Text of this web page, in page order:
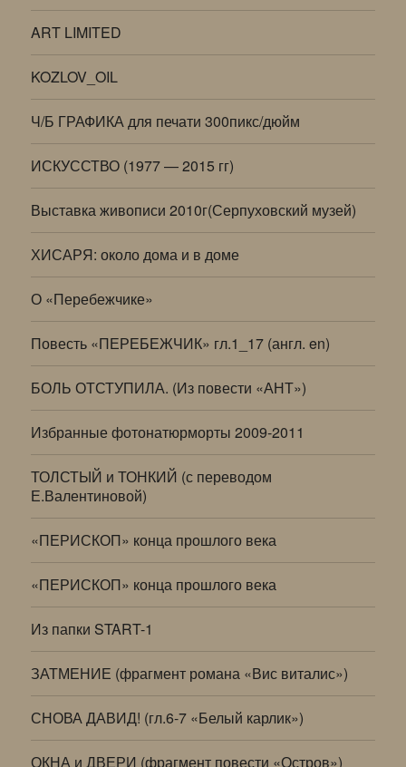
ART LIMITED
KOZLOV_OIL
Ч/Б ГРАФИКА для печати 300пикс/дюйм
ИСКУССТВО (1977 — 2015 гг)
Выставка живописи 2010г(Серпуховский музей)
ХИСАРЯ: около дома и в доме
О «Перебежчике»
Повесть «ПЕРЕБЕЖЧИК» гл.1_17 (англ. en)
БОЛЬ ОТСТУПИЛА. (Из повести «АНТ»)
Избранные фотонатюрморты 2009-2011
ТОЛСТЫЙ и ТОНКИЙ (с переводом
Е.Валентиновой)
«ПЕРИСКОП» конца прошлого века
«ПЕРИСКОП» конца прошлого века
Из папки START-1
ЗАТМЕНИЕ (фрагмент романа «Вис виталис»)
СНОВА ДАВИД! (гл.6-7 «Белый карлик»)
ОКНА и ДВЕРИ (фрагмент повести «Остров»)